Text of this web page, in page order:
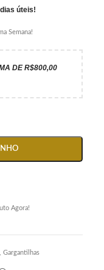
úteis!
Semana!
DE R$800,00
Agora!
Gargantilhas